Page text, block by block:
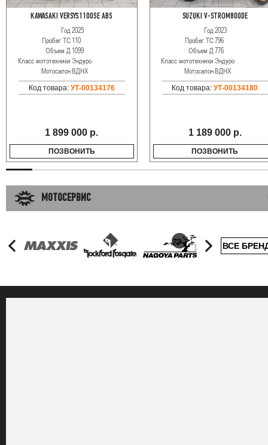
KAWASAKI VERSYS1100SE ABS
Год2025
Пробег ТС 110
Объем Д 1099
Класс мототехникиЭндуро
МотосалонВДНХ
Код товара: УТ-00134176
1 899 000 р.
ПОЗВОНИТЬ
SUZUKI V-STROM800DE
Год2023
Пробег ТС796
Объем Д776
Класс мототехники Эндуро
МотосалонВДНХ
Код товара:УТ-00134180
1 189 000 р.
ПОЗВОНИТЬ
МОТОСЕРВИС
ВСЕ